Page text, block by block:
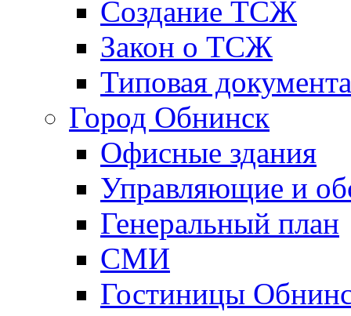
Создание ТСЖ
Закон о ТСЖ
Типовая
Город Обнинск
Офисные здания
Управляющие и
Генеральный план
СМИ
Гостиницы